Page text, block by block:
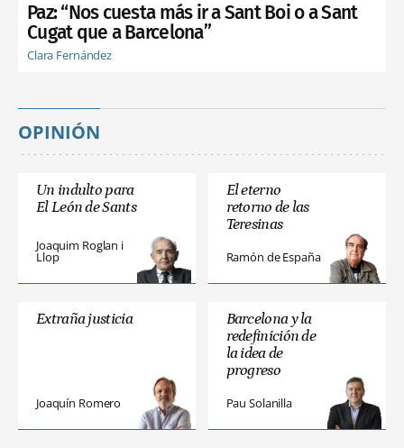
Paz: “Nos cuesta más ir a Sant Boi o a Sant
Cugat que a Barcelona”
Clara Fernández
OPINIÓN
Un indulto para
El León de Sants
Joaquim Roglan i
Llop
El eterno
retorno de las
Teresinas
Ramón de España
Extraña justicia
Joaquín Romero
Barcelona y la
redefinición de
la idea de
progreso
Pau Solanilla